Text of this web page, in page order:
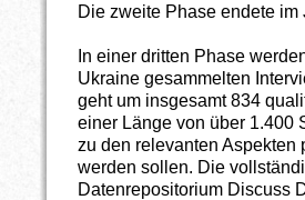
Die zweite Phase endete
In einer dritten Phase
Ukraine gesammelten
geht um insgesamt 834
einer Länge von über 1.400
zu den relevanten Aspekten
werden sollen. Die
Datenrepositorium Discuss